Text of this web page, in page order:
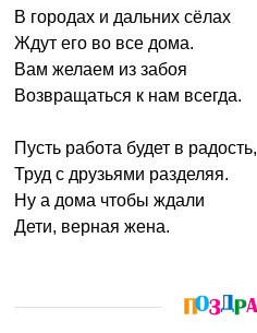
В городах и дальних сёлах
Ждут его во все дома.
Вам желаем из забоя
Возвращаться к нам всегда.
Пусть работа будет в радость,
Труд с друзьями разделяя.
Ну а дома чтобы ждали
Дети, верная жена.